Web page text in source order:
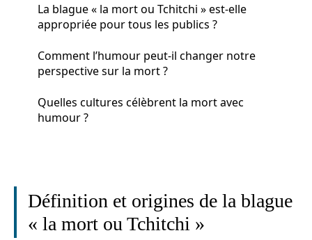
La blague « la mort ou Tchitchi » est-elle
appropriée pour tous les publics ?
Comment l’humour peut-il changer notre
perspective sur la mort ?
Quelles cultures célèbrent la mort avec
humour ?
Définition et origines de la blague
« la mort ou Tchitchi »